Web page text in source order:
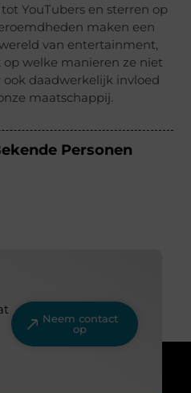
YouTubers en sterren op
maken een
van entertainment,
welke manieren ze niet
daadwerkelijk invloed
maatschappij.
Personen
Neem contact
op